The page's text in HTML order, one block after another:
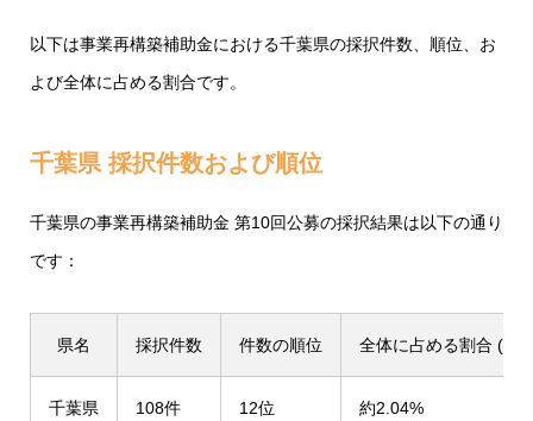
以下は事業再構築補助金における千葉県の採択件数、順位、お
よび全体に占める割合です。
千葉県 採択件数および順位
千葉県の事業再構築補助金 第10回公募の採択結果は以下の通り
です：
県名 採択件数 件数の順位 全体に占める割合 (%)
千葉県 108件 12位 約2.04%